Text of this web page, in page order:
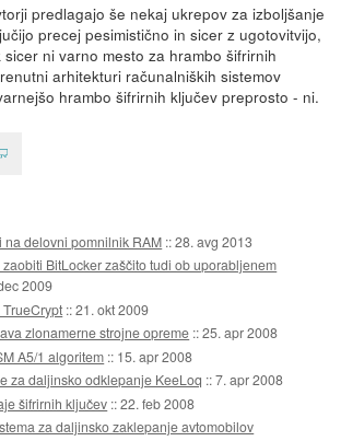
predlagajo še nekaj ukrepov za izboljšanje
precej pesimistično in sicer z ugotovitvijo,
sicer ni varno mesto za hrambo šifrirnih
arhitekturi računalniških sistemov
hrambo šifrirnih ključev preprosto - ni.
na delovni pomnilnik RAM ::28. avg 2013
BitLocker zaščito tudi ob uporabljenem
2009
::21. okt 2009
zlonamerne strojne opreme ::25. apr 2008
A5/1 algoritem :: 15. apr 2008
za daljinsko odklepanje KeeLoq ::7. apr 2008
šifrirnih ključev ::22. feb 2008
za daljinsko zaklepanje avtomobilov